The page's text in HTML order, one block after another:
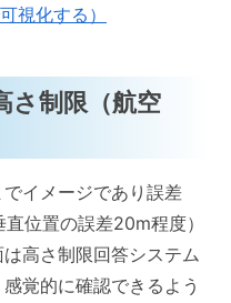
視化する）
さ制限（航空
イメージであり誤差
位置の誤差20m程度）
高さ制限回答システム
覚的に確認できるよう